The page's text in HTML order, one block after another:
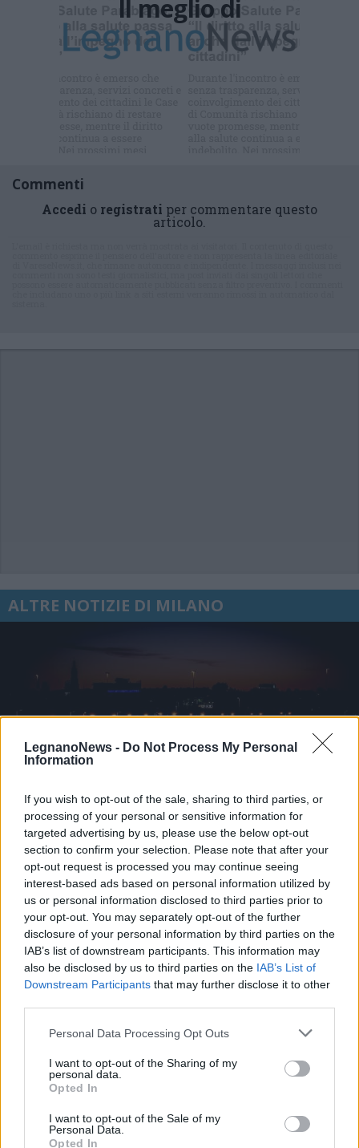
LegnanoNews - Do Not Process My Personal
Information
If you wish to opt-out of the sale, sharing to third parties, or
processing of your personal or sensitive information for
targeted advertising by us, please use the below opt-out
section to confirm your selection. Please note that after your
opt-out request is processed you may continue seeing
interest-based ads based on personal information utilized by
us or personal information disclosed to third parties prior to
your opt-out. You may separately opt-out of the further
disclosure of your personal information by third parties on the
IAB’s list of downstream participants. This information may
also be disclosed by us to third parties on the IAB’s List of
Downstream Participants that may further disclose it to other
Personal Data Processing Opt Outs
I want to opt-out of the Sharing of my
personal data.
Opted In
I want to opt-out of the Sale of my
Personal Data.
Opted In
Il meglio di
Iscriviti alla
Commenti
Accedi o registrati per commentare questo
articolo.
ALTRE NOTIZIE DI MILANO
AUTOSTRADE
A4 Milano-Brescia, martedì notte
doppio cantiere: uscita obbligata a
Certosa e ingresso chiuso a Sesto